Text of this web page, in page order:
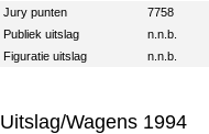
Jury punten
7758
Publiek uitslag
n.n.b.
Figuratie uitslag
n.n.b.
Uitslag/Wagens 1994